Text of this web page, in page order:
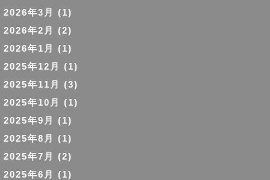
2026年3月
(1)
2026年2月
(2)
2026年1月
(1)
2025年12月
(1)
2025年11月
(3)
2025年10月
(1)
2025年9月
(1)
2025年8月
(1)
2025年7月
(2)
2025年6月
(1)